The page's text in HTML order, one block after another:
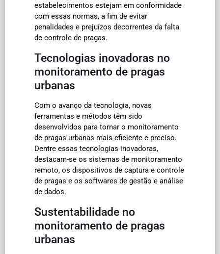
estabelecimentos estejam em conformidade
com essas normas, a fim de evitar
penalidades e prejuízos decorrentes da falta
de controle de pragas.
Tecnologias inovadoras no
monitoramento de pragas
urbanas
Com o avanço da tecnologia, novas
ferramentas e métodos têm sido
desenvolvidos para tornar o monitoramento
de pragas urbanas mais eficiente e preciso.
Dentre essas tecnologias inovadoras,
destacam-se os sistemas de monitoramento
remoto, os dispositivos de captura e controle
de pragas e os softwares de gestão e análise
de dados.
Sustentabilidade no
monitoramento de pragas
urbanas